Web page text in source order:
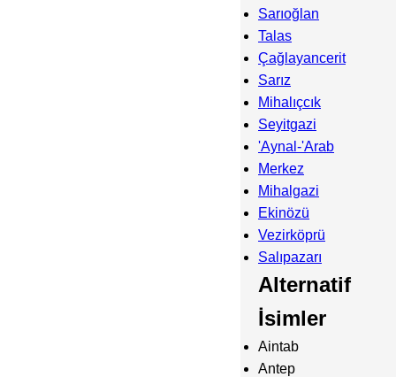
Sarıoğlan
Talas
Çağlayancerit
Sarız
Mihalıçcık
Seyitgazi
'Aynal-'Arab
Merkez
Mihalgazi
Ekinözü
Vezirköprü
Salıpazarı
Alternatif
İsimler
Aintab
Antep